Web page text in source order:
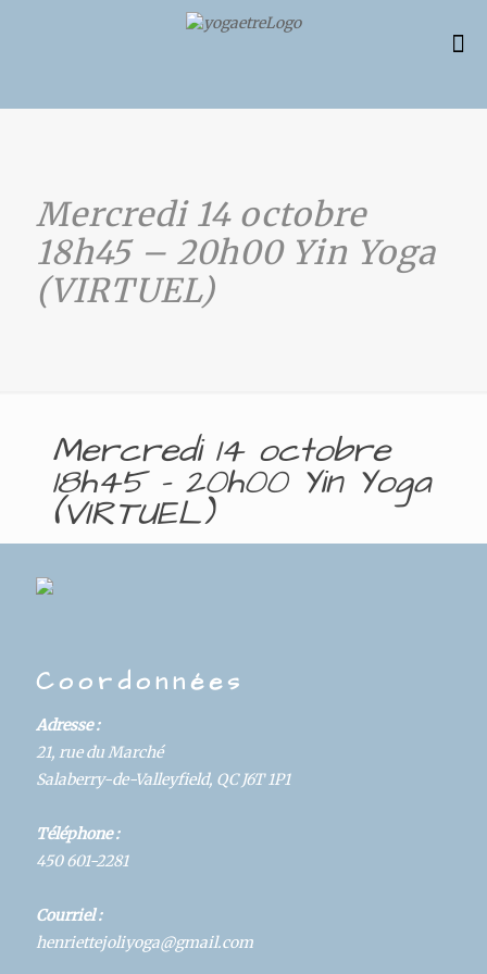
Mercredi 14 octobre
18h45 – 20h00 Yin Yoga
(VIRTUEL)
Mercredi 14 octobre
18h45 – 20h00 Yin Yoga
(VIRTUEL)
Details
Hosted By:
Yoga
October 14, 2020 @ 6:45 pm
Cours
Coordonnées
Adresse :
21, rue du Marché
Salaberry-de-Valleyfield, QC J6T 1P1
Téléphone :
450 601-2281
Courriel :
henriettejoliyoga@gmail.com